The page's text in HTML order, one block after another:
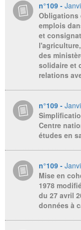
n°109 -
Obligations
emplois
et
des
solidaire et
relations
n°109 -
Centre
études en
n°109 -
Mise en
1978
du 27 avril
données à